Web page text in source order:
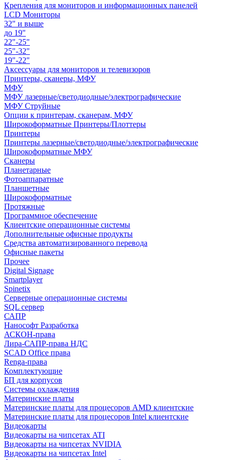
Крепления для мониторов и информационных панелей
LCD Мониторы
32" и выше
до 19"
22"-25"
25"-32"
19"-22"
Аксессуары для мониторов и телевизоров
Принтеры, сканеры, МФУ
МФУ
МФУ лазерные/светодиодные/электрографические
МФУ Струйные
Опции к принтерам, сканерам, МФУ
Широкоформатные Принтеры/Плоттеры
Принтеры
Принтеры лазерные/светодиодные/электрографические
Широкоформатные МФУ
Сканеры
Планетарные
Фотоаппаратные
Планшетные
Широкоформатные
Протяжные
Программное обеспечение
Клиентские операционные системы
Дополнительные офисные продукты
Средства автоматизированного перевода
Офисные пакеты
Прочее
Digital Signage
Smartplayer
Spinetix
Серверные операционные системы
SQL сервер
САПР
Нанософт Разработка
АСКОН-права
Лира-САПР-права НДС
SCAD Office права
Renga-права
Комплектующие
БП для корпусов
Системы охлаждения
Материнские платы
Материнские платы для процесоров AMD клиентские
Материнские платы для процесоров Intel клиентские
Видеокарты
Видеокарты на чипсетах ATI
Видеокарты на чипсетах NVIDIA
Видеокарты на чипсетах Intel